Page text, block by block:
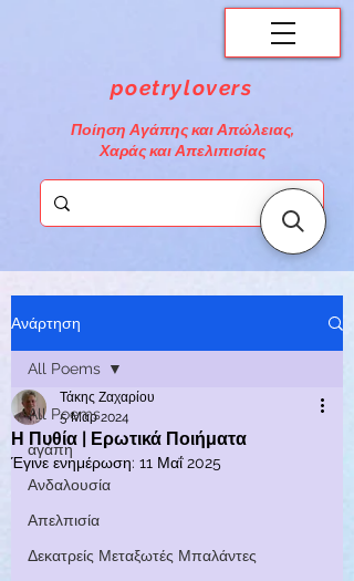
poetrylovers
Ποίηση Αγάπης και Απώλειας,
Χαράς και Απελιπισίας
Ανάρτηση
All Poems
αγάπη
Ανδαλουσία
Απελπισία
Δεκατρείς Μεταξωτές Μπαλάντες
All Poems
Η Πυθία | Ερωτικά Ποιήματα
Τάκης Ζαχαρίου
5 Μαρ 2024
Έγινε ενημέρωση: 11 Μαΐ 2025